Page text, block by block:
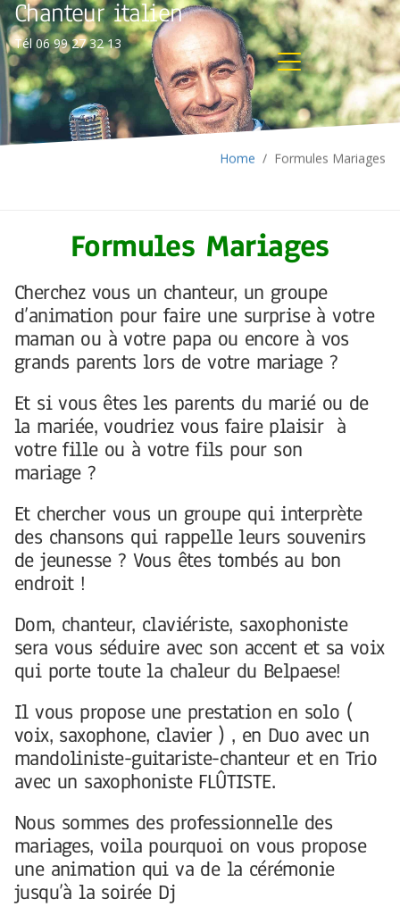
Chanteur italien
Tél 06 99 27 32 13
Home / Formules Mariages
Formules Mariages
Cherchez vous un chanteur, un groupe
d’animation pour faire une surprise à votre
maman ou à votre papa ou encore à vos
grands parents lors de votre mariage ?
Et si vous êtes les parents du marié ou de
la mariée, voudriez vous faire plaisir à
votre fille ou à votre fils pour son
mariage ?
Et chercher vous un groupe qui interprète
des chansons qui rappelle leurs souvenirs
de jeunesse ? Vous êtes tombés au bon
endroit !
Dom, chanteur, claviériste, saxophoniste
sera vous séduire avec son accent et sa voix
qui porte toute la chaleur du Belpaese!
Il vous propose une prestation en solo (
voix, saxophone, clavier ) , en Duo avec un
mandoliniste-guitariste-chanteur et en Trio
avec un saxophoniste FLÛTISTE.
Nous sommes des professionnelle des
mariages, voila pourquoi on vous propose
une animation qui va de la cérémonie
jusqu’à la soirée Dj